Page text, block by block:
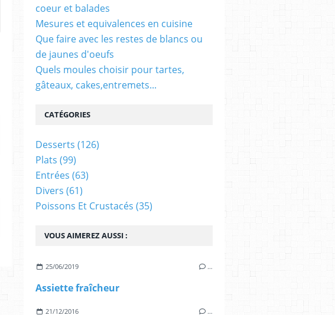
VOUS AIMEREZ AUSSI :
25/06/2019 …
Assiette fraîcheur
21/12/2016 …
coeur et balades
Mesures et equivalences en cuisine
Que faire avec les restes de blancs ou
de jaunes d'oeufs
Quels moules choisir pour tartes,
gâteaux, cakes,entremets...
CATÉGORIES
Desserts (126)
Plats (99)
Entrées (63)
Divers (61)
Poissons Et Crustacés (35)